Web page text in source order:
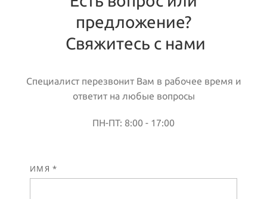
предложение?
Свяжитесь с нами
Специалист перезвонит Вам в рабочее время и
ответит на любые вопросы
ПН-ПТ: 8:00 - 17:00
ИМЯ *